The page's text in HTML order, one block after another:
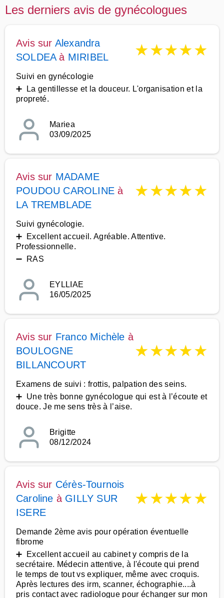
Les derniers avis de gynécologues
Avis sur Alexandra
SOLDEAà MIRIBEL ★★★★★
Suivi en gynécologie
➕ La gentillesse et la douceur. L'organisation et la
propreté.
Mariea
03/09/2025
Avis sur MADAME
POUDOU CAROLINE à
LA TREMBLADE
★★★★★
Suivi gynécologie.
➕ Excellent accueil. Agréable. Attentive.
Professionnelle.
➖ RAS
EYLLIAE
16/05/2025
Avis sur Franco Michèle à
BOULOGNE
BILLANCOURT
★★★★★
Examens de suivi : frottis, palpation des seins.
➕ Une très bonne gynécologue qui est à l’écoute et
douce. Je me sens très à l’aise.
Brigitte
08/12/2024
Avis sur Cérès-Tournois
Caroline à GILLY SUR
ISERE
★★★★★
Demande 2ème avis pour opération éventuelle
fibrome
➕ Excellent accueil au cabinet y compris de la
secrétaire. Médecin attentive, à l'écoute qui prend
le temps de tout vs expliquer, même avec croquis.
Après lectures des irm, scanner, échographie....à
pris contact avec radiologue pour échanger sur mon